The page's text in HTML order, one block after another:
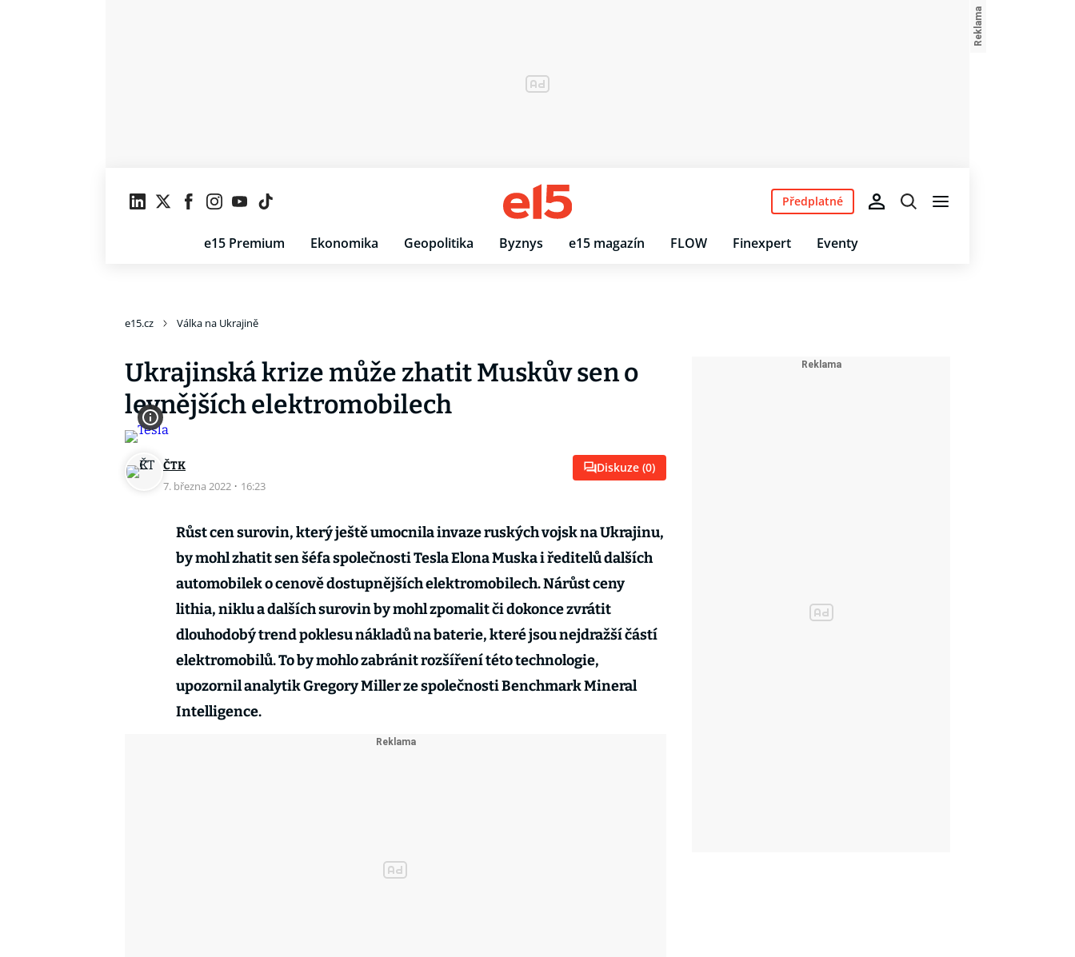
e15 Premium Ekonomika Geopolitika Byznys e15 magazín FLOW Finexpert Eventy
Předplatné
e15.cz Válka na Ukrajině
Ukrajinská krize může zhatit Muskův sen o
levnějších elektromobilech
ČTK
7. března 2022 · 16:23
Diskuze (0)
Růst cen surovin, který ještě umocnila invaze ruských vojsk na Ukrajinu,
by mohl zhatit sen šéfa společnosti Tesla Elona Muska i ředitelů dalších
automobilek o cenově dostupnějších elektromobilech. Nárůst ceny
lithia, niklu a dalších surovin by mohl zpomalit či dokonce zvrátit
dlouhodobý trend poklesu nákladů na baterie, které jsou nejdražší částí
elektromobilů. To by mohlo zabránit rozšíření této technologie,
upozornil analytik Gregory Miller ze společnosti Benchmark Mineral
Intelligence.